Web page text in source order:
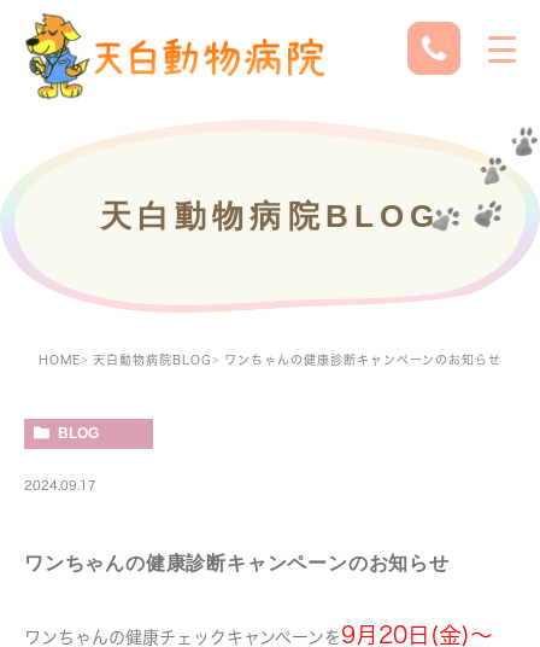
天白動物病院BLOG
HOME 天白動物病院BLOG ワンちゃんの健康診断キャンペーンのお知らせ
BLOG
2024.09.17
ワンちゃんの健康診断キャンペーンのお知らせ
ワンちゃんの健康チェックキャンペーンを 9月20日(金)～